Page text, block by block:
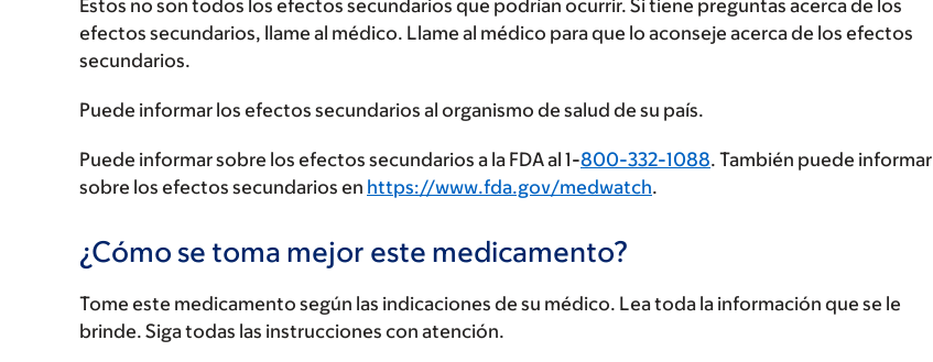
Estos no son todos los efectos secundarios que podrían ocurrir. Si tiene preguntas acerca de los
efectos secundarios, llame al médico. Llame al médico para que lo aconseje acerca de los efectos
secundarios.
Puede informar los efectos secundarios al organismo de salud de su país.
Puede informar sobre los efectos secundarios a la FDA al 1-800-332-1088. También puede informar
sobre los efectos secundarios en https://www.fda.gov/medwatch.
¿Cómo se toma mejor este medicamento?
Tome este medicamento según las indicaciones de su médico. Lea toda la información que se le
brinde. Siga todas las instrucciones con atención.